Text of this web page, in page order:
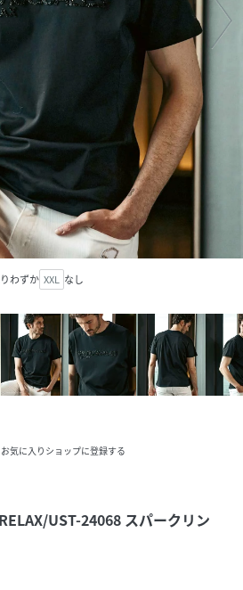
わずか XXL なし
お気に入りショップに登録する
UST-24068 スパークリン